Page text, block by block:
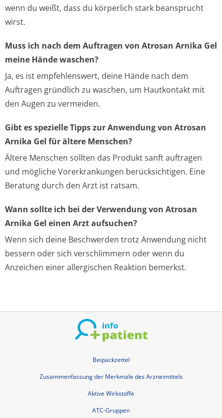
wenn du weißt, dass du körperlich stark beansprucht
wirst.
Muss ich nach dem Auftragen von Atrosan Arnika Gel
meine Hände waschen?
Ja, es ist empfehlenswert, deine Hände nach dem
Auftragen gründlich zu waschen, um Hautkontakt mit
den Augen zu vermeiden.
Gibt es spezielle Tipps zur Anwendung von Atrosan
Arnika Gel für ältere Menschen?
Ältere Menschen sollten das Produkt sanft auftragen
und mögliche Vorerkrankungen berücksichtigen. Eine
Beratung durch den Arzt ist ratsam.
Wann sollte ich bei der Verwendung von Atrosan
Arnika Gel einen Arzt aufsuchen?
Wenn sich deine Beschwerden trotz Anwendung nicht
bessern oder sich verschlimmern oder wenn du
Anzeichen einer allergischen Reaktion bemerkst.
Beipackzettel
Zusammenfassung der Merkmale des Arzneimittels
Aktive Wirkstoffe
ATC-Gruppen